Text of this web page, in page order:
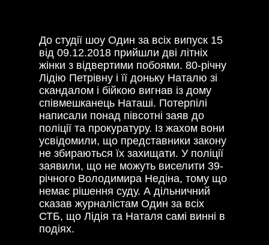
До студії шоу Один за всіх випуск 15
від 09.12.2018 прийшли дві літніх
жінки з відвертими побоями. 80-річну
Лідію Петрівну і її доньку Наталю зі
скандалом і бійкою вигнав із дому
співмешканець Наташі. Потерпілі
написали понад півсотні заяв до
поліції та прокуратуру. Із жахом вони
усвідомили, що представники закону
не збираються їх захищати. У поліції
заявили, що не можуть виселити 39-
річного Володимира Недіна, тому що
немає рішення суду. А дільничний
сказав журналістам Один за всіх
СТБ, що Лідія та Наталя самі винні в
подіях.